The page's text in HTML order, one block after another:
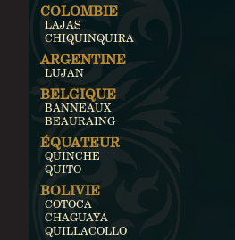
COLOMBIE
LAJAS
CHIQUINQUIRA
ARGENTINE
LUJAN
BELGIQUE
BANNEAUX
BEAURAING
ÉQUATEUR
QUINCHE
QUITO
BOLIVIE
COTOCA
CHAGUAYA
QUILLACOLLO